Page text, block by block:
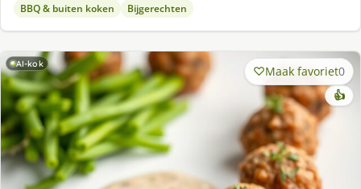
BBQ & buiten koken Bijgerechten
AI-kok Maak favoriet0
👍